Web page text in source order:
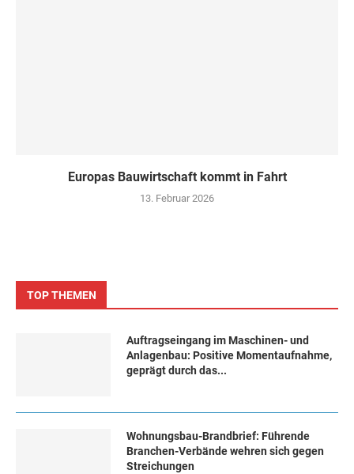
Europas Bauwirtschaft kommt in Fahrt
13. Februar 2026
TOP THEMEN
Auftragseingang im Maschinen- und
Anlagenbau: Positive Momentaufnahme,
geprägt durch das...
Wohnungsbau-Brandbrief: Führende
Branchen-Verbände wehren sich gegen
Streichungen